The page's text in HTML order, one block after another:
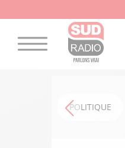
POLITIQUE